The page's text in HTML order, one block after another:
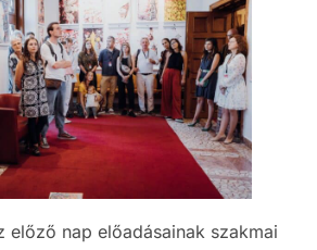
előző nap előadásainak szakmai